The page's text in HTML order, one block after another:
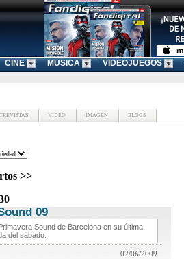
CINE MUSICA VIDEOJUEGOS
VIDEO IMAGEN BLOGS
>>
09conciertos de musica
Sound de Barcelona en su última
del sábado.
02/06/2009